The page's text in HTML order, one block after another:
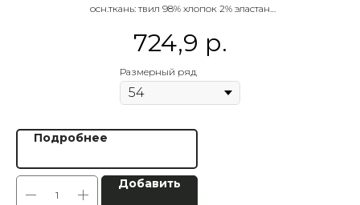
осн.ткань: твил 98% хлопок 2% эластан
Название:панама
Дроп:2
Микросезон:
Дата отгрузки:15 февраля
724,9 р.
Размерный ряд
Подробнее
Добавить